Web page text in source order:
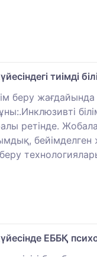
тиімді
беру
ретінде.
бейімделген
беру
ЕББҚ